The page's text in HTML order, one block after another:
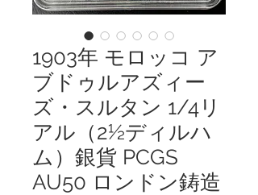
1903年 モロッコ ア
ブドゥルアズィー
ズ・スルタン 1/4リ
アル（2½ディルハ
ム）銀貨 PCGS
AU50 ロンドン鋳造